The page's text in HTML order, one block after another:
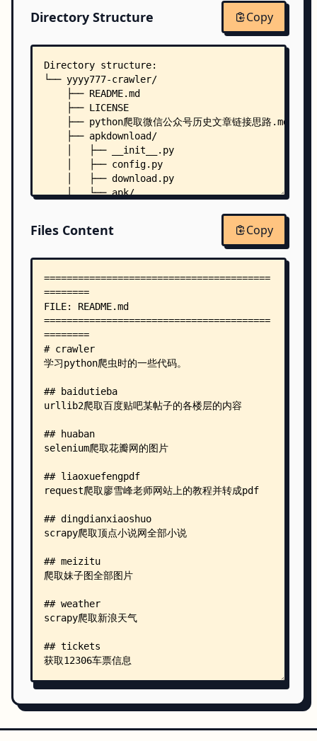
Directory Structure Copy
Directory structure:
└── yyyy777-crawler/
    ├── README.md
    ├── LICENSE
    ├── python爬取微信公众号历史文章链接思路.md
    ├── apkdownload/
    │   ├── __init__.py
    │   ├── config.py
    │   ├── download.py
    │   └── apk/
│       └──
    ├── baidutieba/
    ├── dingdianxiaoshuo/
    │   └── dingdian/
    │       ├── entrypoint.py
    │       ├── scrapy.cfg
    │       └── dingdian/
    │           ├── __init__.py
    │           ├── items.py
    │           ├── pipelines.py
    │           ├── mysqlpipelines/
    │           │   ├── __init__.py
    │           │   ├── mypipelines.py
    │           │   └── mysqldb.py
    │               ├── __init__.py
    │               └── spider_dingdian.py
    │   ├── __init__.py
    │   ├── entrypoint.py
    │   ├── trans_txt.py
    │   └── gpcrawler/
    │       ├── items.py
    │       ├── middlewares.py
    │       ├── settings.py
    │       └── spiders/
    │           └── crawler.py
    ├── gpprivacy/
    │   └── privacy_with_sms.txt
Files Content Copy